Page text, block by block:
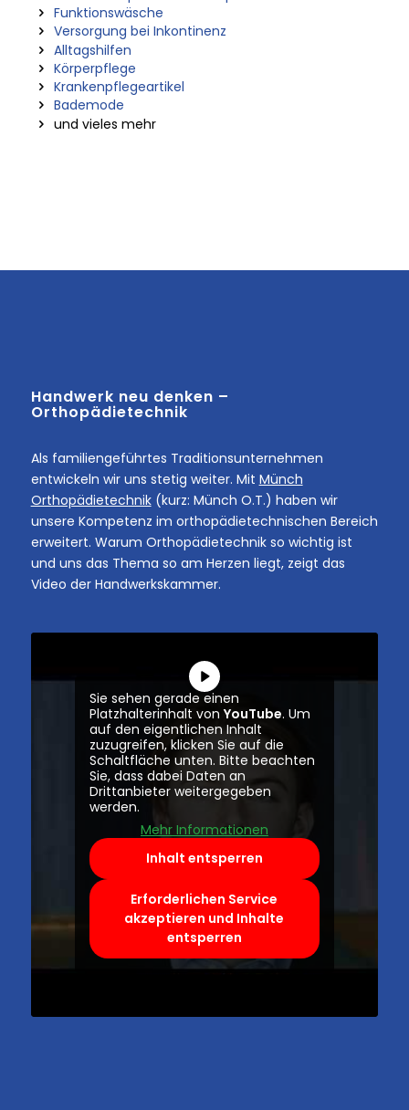
Funktionswäsche
Versorgung bei Inkontinenz
Alltagshilfen
Körperpflege
Krankenpflegeartikel
Bademode
und vieles mehr
Handwerk neu denken –
Orthopädietechnik
Als familiengeführtes Traditionsunternehmen
entwickeln wir uns stetig weiter. Mit Münch
Orthopädietechnik(kurz: Münch O.T.) haben wir
unsere Kompetenz im orthopädietechnischen Bereich
erweitert. Warum Orthopädietechnik so wichtig ist
und uns das Thema so am Herzen liegt, zeigt das
Video der Handwerkskammer.
Sie sehen gerade einen
Platzhalterinhalt vonYouTube. Um
auf den eigentlichen Inhalt
zuzugreifen, klicken Sie auf die
Schaltfläche unten. Bitte beachten
Sie, dass dabei Daten an
Drittanbieter weitergegeben
werden.
Mehr Informationen
Inhalt entsperren
Erforderlichen Service
akzeptieren und Inhalte
entsperren